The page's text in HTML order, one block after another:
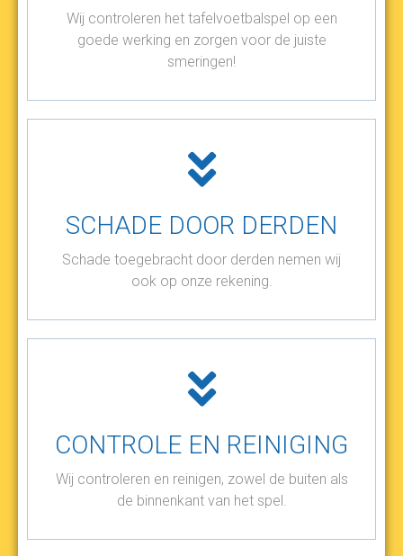
Wij controleren het tafelvoetbalspel op een
goede werking en zorgen voor de juiste
smeringen!
SCHADE DOOR DERDEN
Schade toegebracht door derden nemen wij
ook op onze rekening.
CONTROLE EN REINIGING
Wij controleren en reinigen, zowel de buiten als
de binnenkant van het spel.